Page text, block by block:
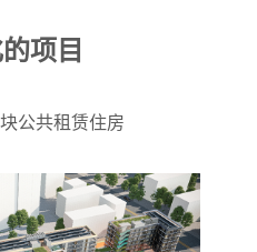
项目
公共租赁住房